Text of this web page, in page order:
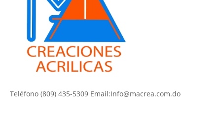
Teléfono (809) 435-5309 Email:Info@macrea.com.do